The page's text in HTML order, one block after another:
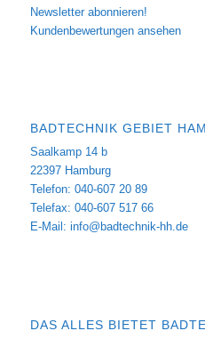
Newsletter abonnieren!
Kundenbewertungen ansehen
BADTECHNIK GEBIET
Saalkamp 14 b
22397 Hamburg
Telefon: 040-607 20 89
Telefax: 040-607 517 66
E-Mail: info@badtechnik-hh.de
DAS ALLES BIETET